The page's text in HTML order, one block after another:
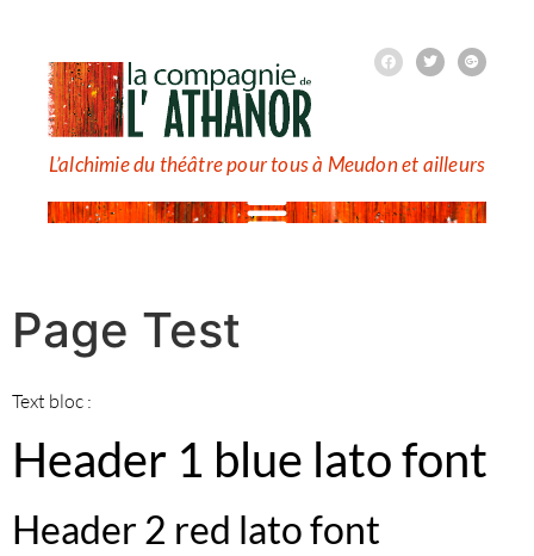
L’alchimie du théâtre pour tous à Meudon et ailleurs
Page Test
Text bloc :
Header 1 blue lato font
Header 2 red lato font